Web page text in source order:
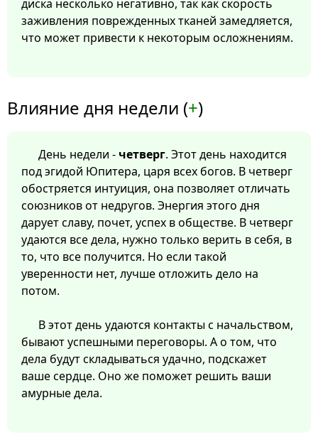
диска несколько негативно, так как скорость
заживления поврежденных тканей замедляется,
что может привести к некоторым осложнениям.
Влияние дня недели (+)
День недели - четверг. Этот день находится
под эгидой Юпитера, царя всех богов. В четверг
обостряется интуиция, она позволяет отличать
союзников от недругов. Энергия этого дня
дарует славу, почет, успех в обществе. В четверг
удаются все дела, нужно только верить в себя, в
то, что все получится. Но если такой
уверенности нет, лучше отложить дело на
потом.
В этот день удаются контакты с начальством,
бывают успешными переговоры. А о том, что
дела будут складываться удачно, подскажет
ваше сердце. Оно же поможет решить ваши
амурные дела.